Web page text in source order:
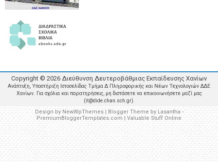
Copyright © 2026 Διεύθυνση Δευτεροβάθμιας Εκπαίδευσης Χανίων
Ανάπτυξη, Υποστήριξη Ιστοσελίδας Τμήμα Δ Πληροφορικής και Νέων Τεχνολογιών ΔΔΕ
Χανίων. Για σχόλια και παρατηρήσεις, μη διστάσετε να επικοινωνήσετε μαζί μας
(it@dide.chan.sch.gr).
Design byNewWpThemes| Blogger Theme by Lasantha -
PremiumBloggerTemplates.com| Valuable Stuff Online